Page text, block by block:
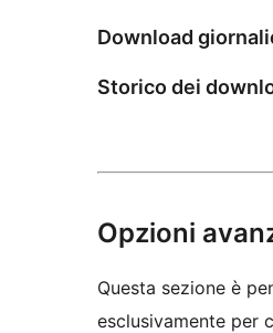
Download
Storico dei
Opzioni
Questa sezione è
esclusivamente per